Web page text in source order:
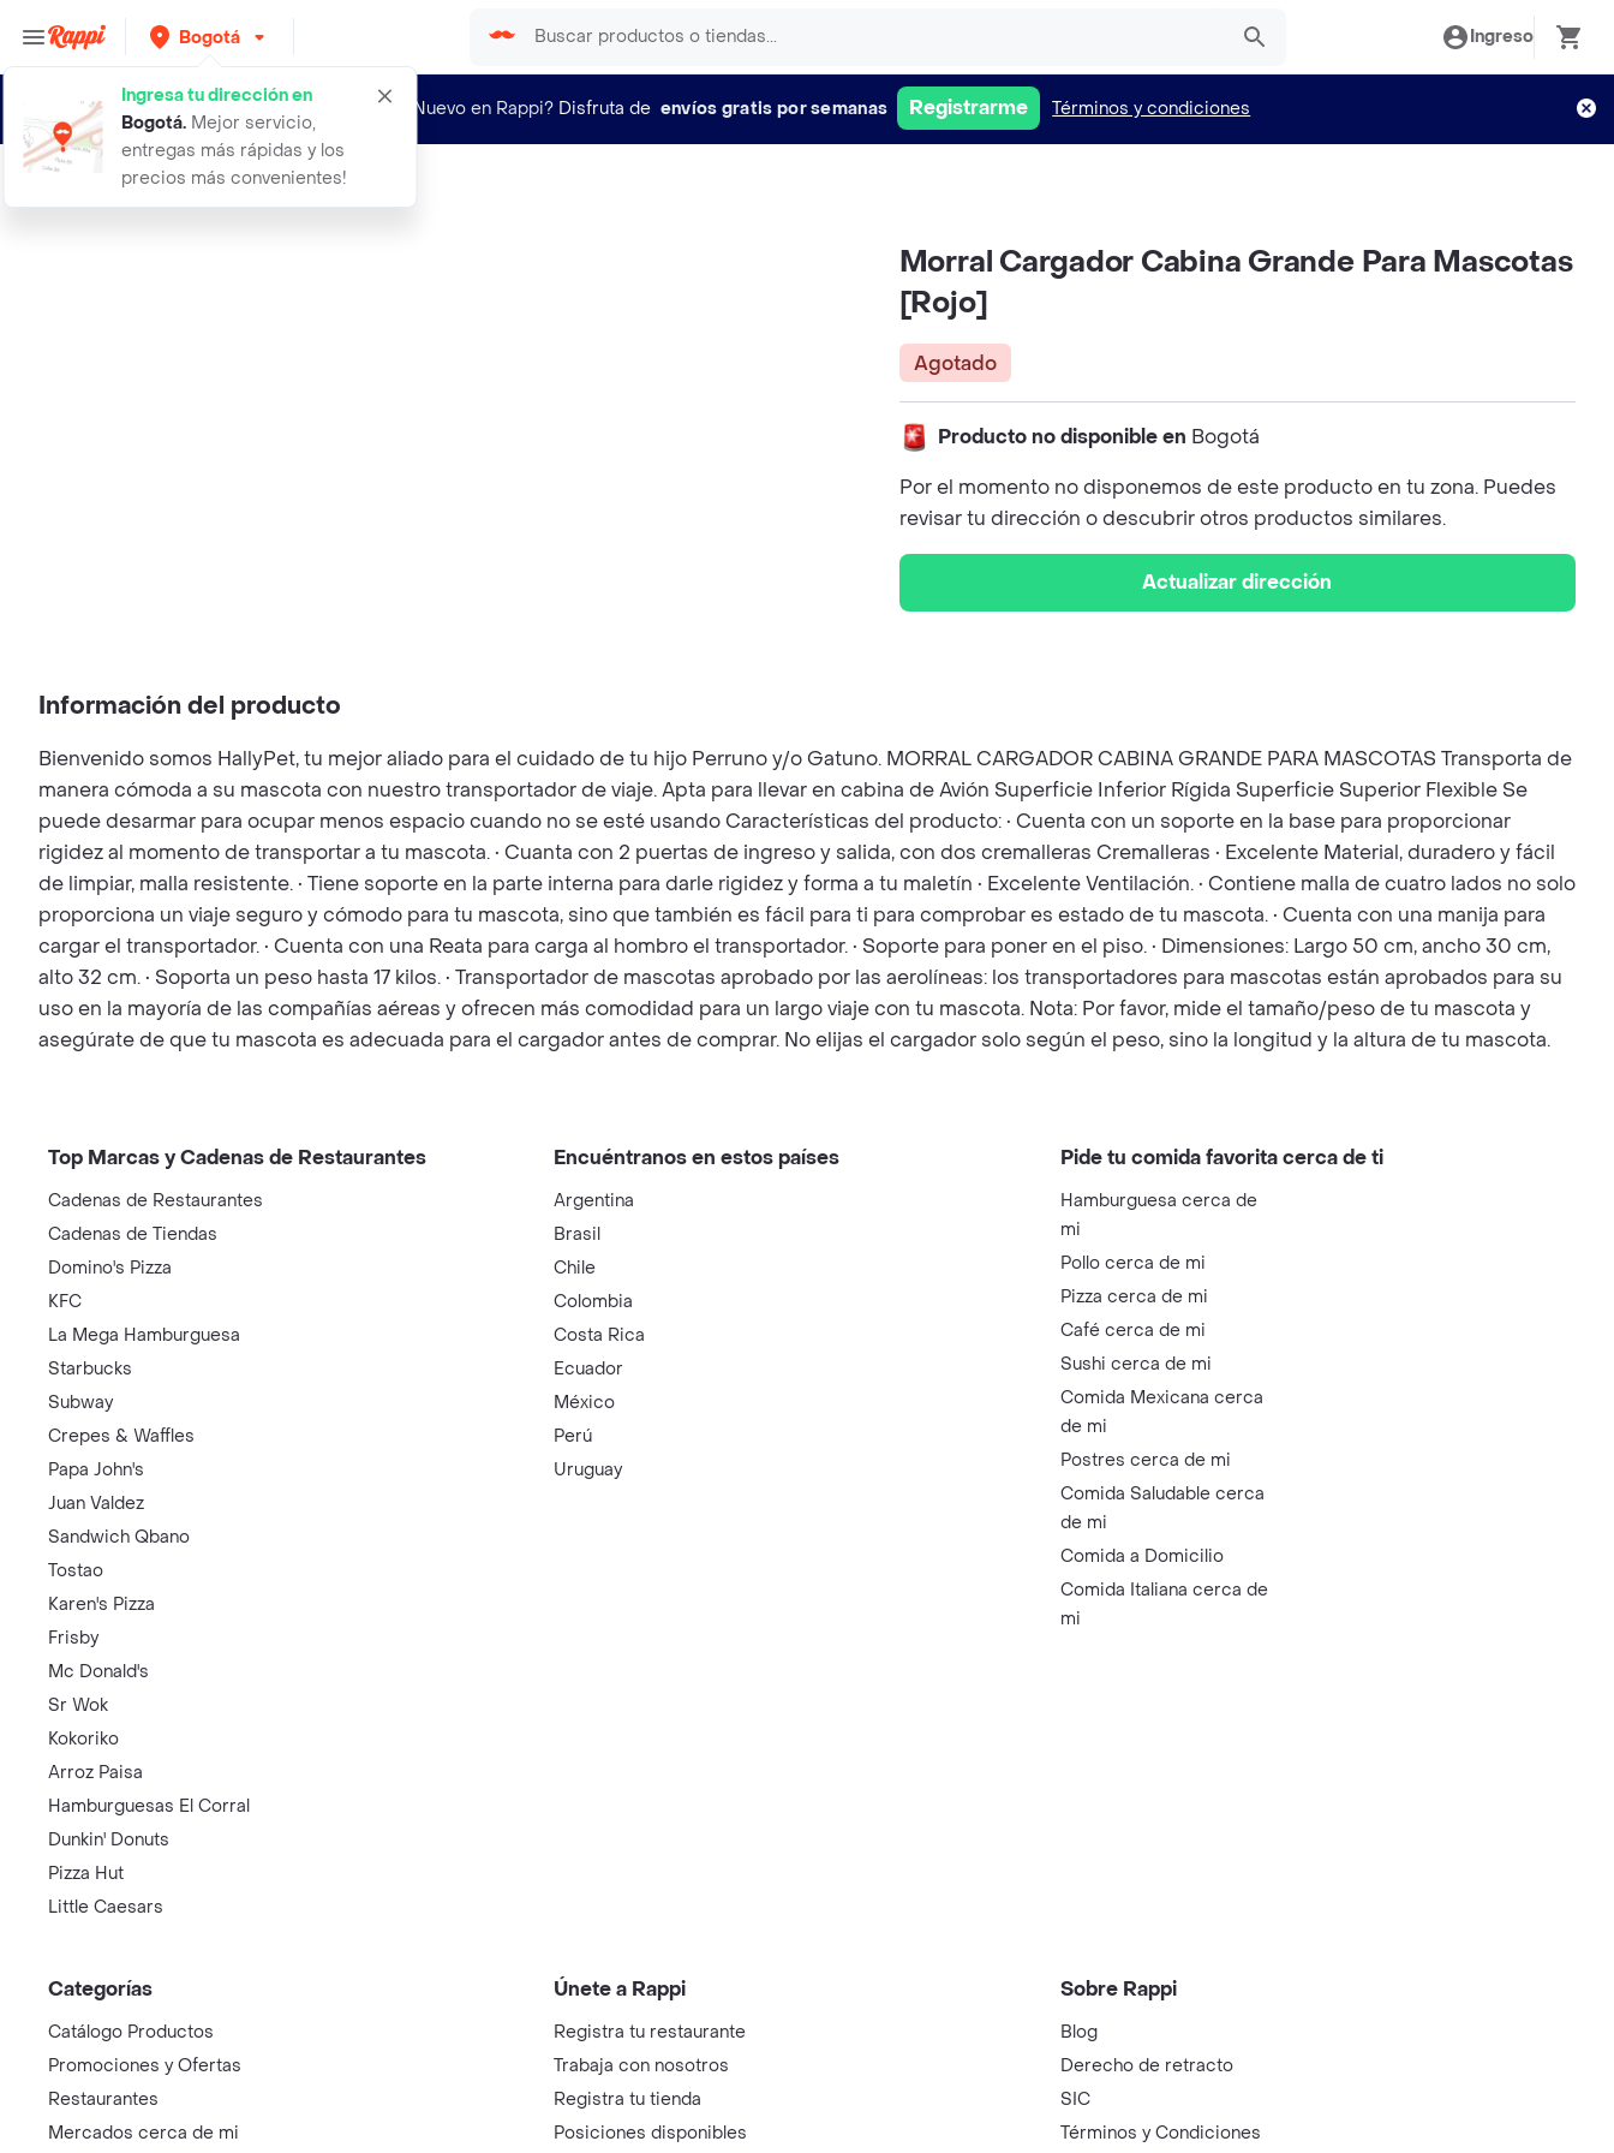
Bogotá
Ingresa tu dirección en
Bogotá. Mejor servicio,
entregas más rápidas y los
precios más convenientes!
Ingreso
¿Nuevo en Rappi? Disfruta de envíos gratis por semanas Registrarme Términos y condiciones
morral cargador cabina grande para
Morral Cargador Cabina Grande Para Mascotas
[Rojo]
Agotado
Producto no disponible en Bogotá
Por el momento no disponemos de este producto en tu zona. Puedes
revisar tu dirección o descubrir otros productos similares.
Actualizar dirección
Información del producto
Bienvenido somos HallyPet, tu mejor aliado para el cuidado de tu hijo Perruno y/o Gatuno. MORRAL CARGADOR CABINA GRANDE PARA MASCOTAS Transporta de
manera cómoda a su mascota con nuestro transportador de viaje. Apta para llevar en cabina de Avión Superficie Inferior Rígida Superficie Superior Flexible Se
puede desarmar para ocupar menos espacio cuando no se esté usando Características del producto: • Cuenta con un soporte en la base para proporcionar
rigidez al momento de transportar a tu mascota. • Cuanta con 2 puertas de ingreso y salida, con dos cremalleras Cremalleras • Excelente Material, duradero y fácil
de limpiar, malla resistente. • Tiene soporte en la parte interna para darle rigidez y forma a tu maletín • Excelente Ventilación. • Contiene malla de cuatro lados no solo
proporciona un viaje seguro y cómodo para tu mascota, sino que también es fácil para ti para comprobar es estado de tu mascota. • Cuenta con una manija para
cargar el transportador. • Cuenta con una Reata para carga al hombro el transportador. • Soporte para poner en el piso. • Dimensiones: Largo 50 cm, ancho 30 cm,
alto 32 cm. • Soporta un peso hasta 17 kilos. • Transportador de mascotas aprobado por las aerolíneas: los transportadores para mascotas están aprobados para su
uso en la mayoría de las compañías aéreas y ofrecen más comodidad para un largo viaje con tu mascota. Nota: Por favor, mide el tamaño/peso de tu mascota y
asegúrate de que tu mascota es adecuada para el cargador antes de comprar. No elijas el cargador solo según el peso, sino la longitud y la altura de tu mascota.
Top Marcas y Cadenas de Restaurantes
Cadenas de Restaurantes
Cadenas de Tiendas
Domino's Pizza
KFC
La Mega Hamburguesa
Starbucks
Subway
Crepes & Waffles
Papa John's
Juan Valdez
Sandwich Qbano
Tostao
Karen's Pizza
Frisby
Mc Donald's
Sr Wok
Kokoriko
Arroz Paisa
Hamburguesas El Corral
Dunkin' Donuts
Pizza Hut
Little Caesars
Encuéntranos en estos países
Argentina
Brasil
Chile
Colombia
Costa Rica
Ecuador
México
Perú
Uruguay
Pide tu comida favorita cerca de ti
Hamburguesa cerca de
mi
Pollo cerca de mi
Pizza cerca de mi
Café cerca de mi
Sushi cerca de mi
Comida Mexicana cerca
de mi
Postres cerca de mi
Comida Saludable cerca
de mi
Comida a Domicilio
Comida Italiana cerca de
mi
Categorías
Catálogo Productos
Promociones y Ofertas
Restaurantes
Mercados cerca de mi
Únete a Rappi
Registra tu restaurante
Trabaja con nosotros
Registra tu tienda
Posiciones disponibles
Sobre Rappi
Blog
Derecho de retracto
SIC
Términos y Condiciones